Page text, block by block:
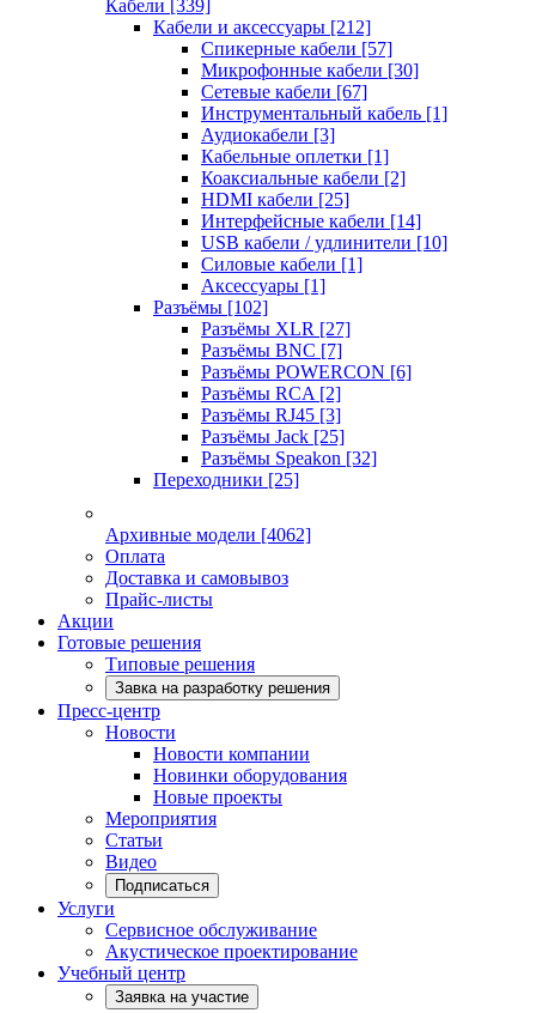
Кабели [339]
Кабели и аксессуары [212]
Спикерные кабели [57]
Микрофонные кабели [30]
Сетевые кабели [67]
Инструментальный кабель [1]
Аудиокабели [3]
Кабельные оплетки [1]
Коаксиальные кабели [2]
HDMI кабели [25]
Интерфейсные кабели [14]
USB кабели / удлинители [10]
Силовые кабели [1]
Аксессуары [1]
Разъёмы [102]
Разъёмы XLR [27]
Разъёмы BNC [7]
Разъёмы POWERCON [6]
Разъёмы RCA [2]
Разъёмы RJ45 [3]
Разъёмы Jack [25]
Разъёмы Speakon [32]
Переходники [25]
Архивные модели [4062]
Оплата
Доставка и самовывоз
Прайс-листы
Акции
Готовые решения
Типовые решения
Завка на разработку решения
Пресс-центр
Новости
Новости компании
Новинки оборудования
Новые проекты
Мероприятия
Статьи
Видео
Подписаться
Услуги
Сервисное обслуживание
Акустическое проектирование
Учебный центр
Заявка на участие